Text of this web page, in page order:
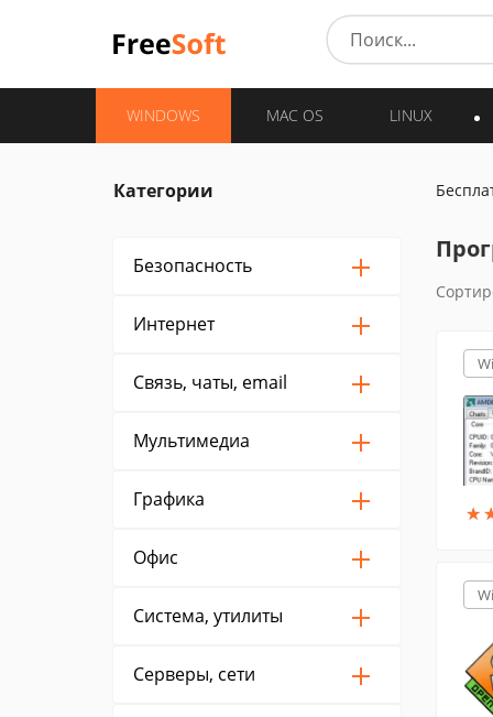
WINDOWS MAC OS LINUX
Категории
Безопасность
Интернет
Связь, чаты, email
Мультимедиа
Графика
Офис
Система, утилиты
Серверы, сети
★
★